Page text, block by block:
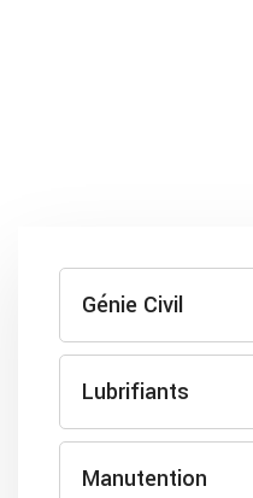
Génie Civil
Lubrifiants
Manutention